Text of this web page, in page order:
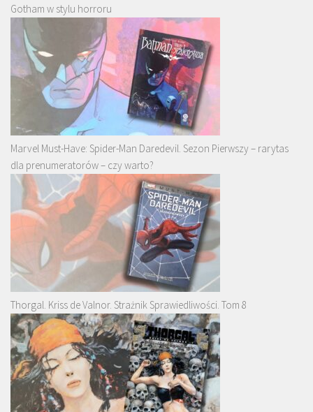
Gotham w stylu horroru
Marvel Must-Have: Spider-Man Daredevil. Sezon Pierwszy – rarytas
dla prenumeratorów – czy warto?
Thorgal. Kriss de Valnor. Strażnik Sprawiedliwości. Tom 8